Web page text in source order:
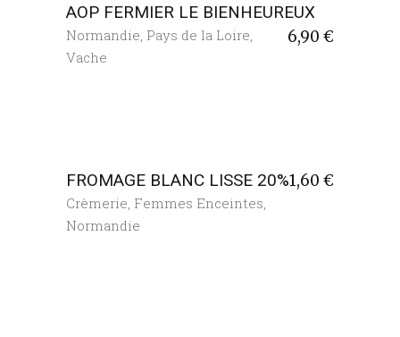
AOP FERMIER LE BIENHEUREUX
6,90 €
Normandie Pays de la Loire
Vache
FROMAGE BLANC LISSE 20%1,60 €
Crèmerie, Femmes Enceintes,
Normandie